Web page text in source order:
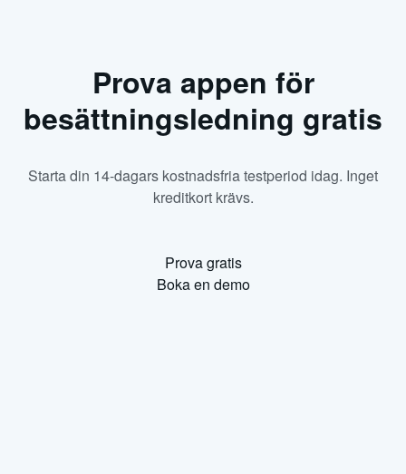
Prova appen för
besättningsledning gratis
Starta din 14-dagars kostnadsfria testperiod idag. Inget
kreditkort krävs.
Prova gratis
Boka en demo